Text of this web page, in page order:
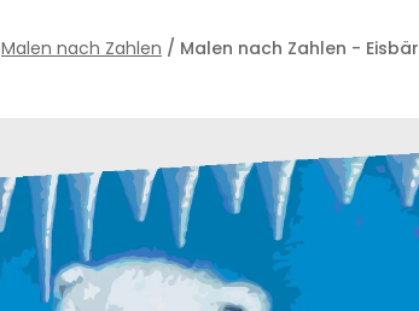
Malen nach Zahlen / Malen nach Zahlen - Eisbär